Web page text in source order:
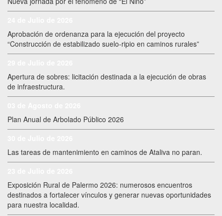
Aprobación de ordenanza para la ejecución del proyecto
“Construcción de estabilizado suelo-ripio en caminos rurales”
Apertura de sobres: licitación destinada a la ejecución de obras
de infraestructura.
Plan Anual de Arbolado Público 2026
Las tareas de mantenimiento en caminos de Ataliva no paran.
Exposición Rural de Palermo 2026: numerosos encuentros
destinados a fortalecer vínculos y generar nuevas oportunidades
para nuestra localidad.